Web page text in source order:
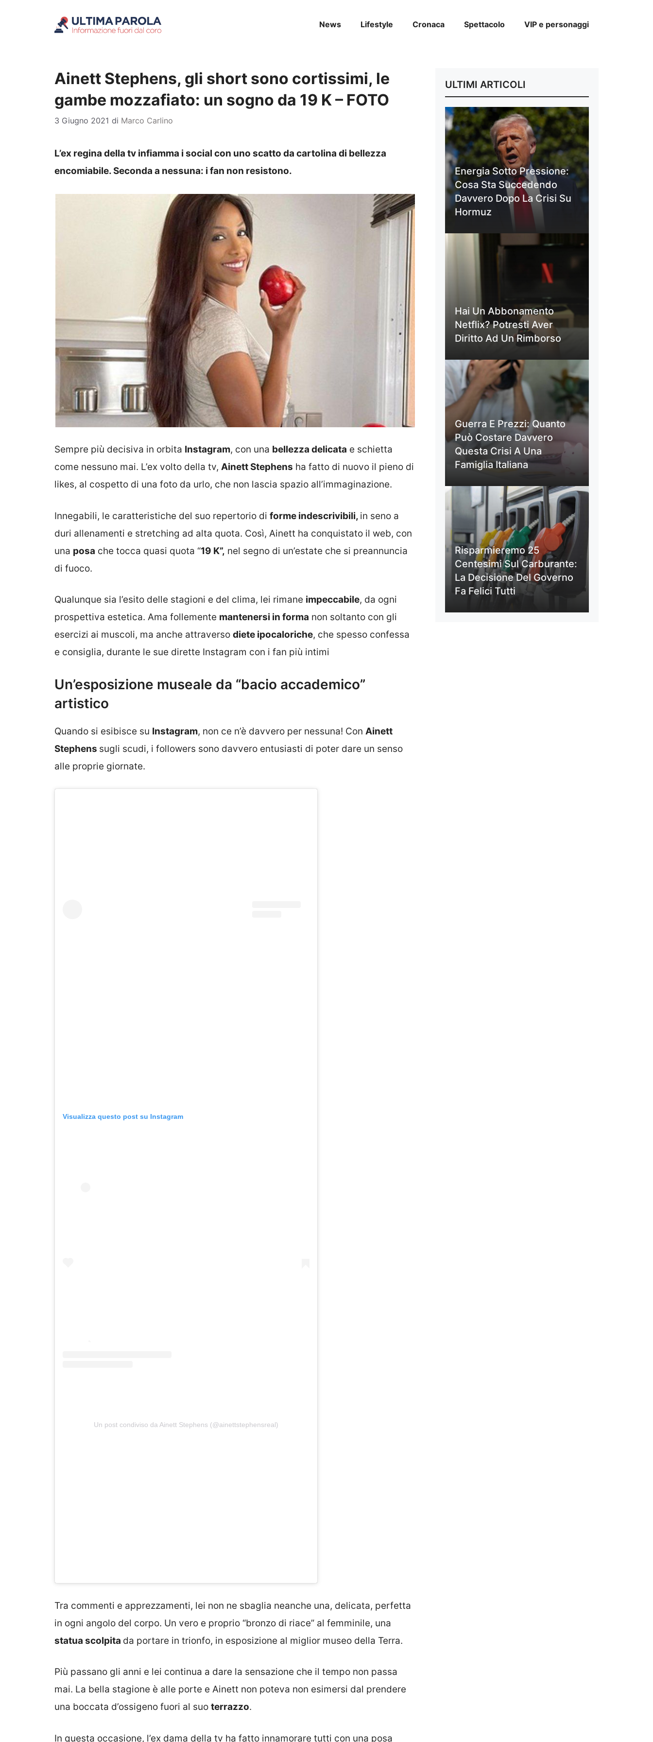
News Lifestyle Cronaca Spettacolo VIP e personaggi
Ainett Stephens, gli short sono cortissimi, le
gambe mozzafiato: un sogno da 19 K – FOTO
3 Giugno 2021 di Marco Carlino
L’ex regina della tv infiamma i social con uno scatto da cartolina di bellezza
encomiabile. Seconda a nessuna: i fan non resistono.
Sempre più decisiva in orbita Instagram, con una bellezza delicata e schietta
come nessuno mai. L’ex volto della tv, Ainett Stephens ha fatto di nuovo il pieno di
likes, al cospetto di una foto da urlo, che non lascia spazio all’immaginazione.
Innegabili, le caratteristiche del suo repertorio di forme indescrivibili, in seno a
duri allenamenti e stretching ad alta quota. Così, Ainett ha conquistato il web, con
una posa che tocca quasi quota “19 K”, nel segno di un’estate che si preannuncia
di fuoco.
Qualunque sia l’esito delle stagioni e del clima, lei rimane impeccabile, da ogni
prospettiva estetica. Ama follemente mantenersi in forma non soltanto con gli
esercizi ai muscoli, ma anche attraverso diete ipocaloriche, che spesso confessa
e consiglia, durante le sue dirette Instagram con i fan più intimi
Un’esposizione museale da “bacio accademico”
artistico
Quando si esibisce su Instagram, non ce n’è davvero per nessuna! Con Ainett
Stephens sugli scudi, i followers sono davvero entusiasti di poter dare un senso
alle proprie giornate.
Visualizza questo post su Instagram
Un post condiviso da Ainett Stephens (@ainettstephensreal)
Tra commenti e apprezzamenti, lei non ne sbaglia neanche una, delicata, perfetta
in ogni angolo del corpo. Un vero e proprio “bronzo di riace” al femminile, una
statua scolpita da portare in trionfo, in esposizione al miglior museo della Terra.
Più passano gli anni e lei continua a dare la sensazione che il tempo non passa
mai. La bella stagione è alle porte e Ainett non poteva non esimersi dal prendere
una boccata d’ossigeno fuori al suo terrazzo.
In questa occasione, l’ex dama della tv ha fatto innamorare tutti con una posa
ULTIMI ARTICOLI
Energia Sotto Pressione:
Cosa Sta Succedendo
Davvero Dopo La Crisi Su
Hormuz
Hai Un Abbonamento
Netflix? Potresti Aver
Diritto Ad Un Rimborso
Guerra E Prezzi: Quanto
Può Costare Davvero
Questa Crisi A Una
Famiglia Italiana
Risparmieremo 25
Centesimi Sul Carburante:
La Decisione Del Governo
Fa Felici Tutti